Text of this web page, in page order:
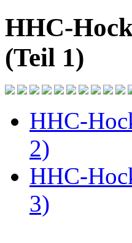
HHC-
(Teil 1)
HHC-
2)
HHC-
3)